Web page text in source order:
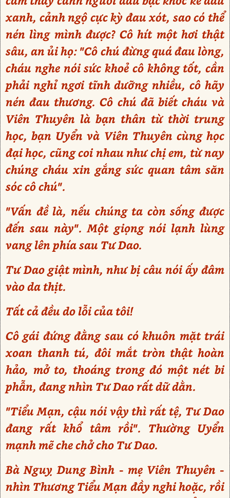
xanh, cảnh ngộ cực kỳ đau xót, sao có thể
nén lìng mình được? Cô hít một hơi thật
sâu, an ủi họ: "Cô chú đừng quá đau lòng,
cháu nghe nói sức khoẻ cô không tốt, cần
phải nghỉ ngơi tĩnh dưỡng nhiều, cô hãy
nén đau thương. Cô chú đã biết cháu và
Viên Thuyên là bạn thân từ thời trung
học, bạn Uyển và Viên Thuyên cùng học
đại học, cũng coi nhau như chị em, từ nay
chúng cháu xin gắng sức quan tâm săn
sóc cô chú".
"Vấn đề là, nếu chúng ta còn sống được
đến sau này". Một giọng nói lạnh lùng
vang lên phía sau Tư Dao.
Tư Dao giật mình, như bị câu nói ấy đâm
vào da thịt.
Tất cả đều do lỗi của tôi!
Cô gái đứng đằng sau có khuôn mặt trái
xoan thanh tú, đôi mắt tròn thật hoàn
hảo, mở to, thoáng trong đó một nét bi
phẫn, đang nhìn Tư Dao rất dữ dằn.
"Tiểu Mạn, cậu nói vậy thì rất tệ, Tư Dao
đang rất khổ tâm rồi". Thường Uyển
mạnh mẽ che chở cho Tư Dao.
Bà Nguỵ Dung Bình - mẹ Viên Thuyên -
nhìn Thương Tiểu Mạn đầy nghi hoặc, rồi